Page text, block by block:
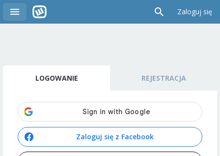
Zaloguj się
LOGOWANIE REJESTRACJA
Zaloguj się z Facebook